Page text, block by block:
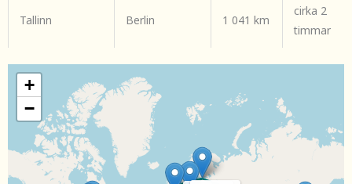
Tallinn Berlin 1 041 km
cirka 2
timmar
+
−